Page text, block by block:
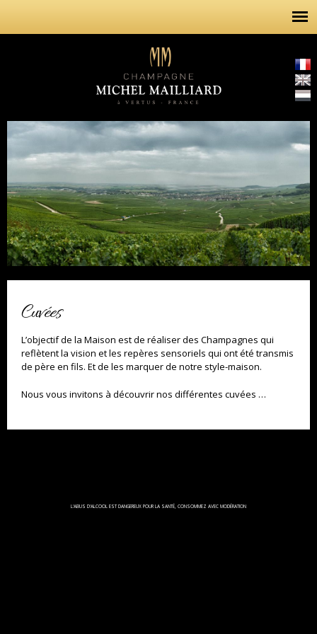
principal
Cuvées
L’objectif de la Maison est de réaliser des Champagnes qui
reflètent la vision et les repères sensoriels qui ont été transmis
de père en fils. Et de les marquer de notre style-maison.
Nous vous invitons à découvrir nos différentes cuvées …
CUVÉE GRÉGORY 1ER CRU
CUVÉE ROSÉ ALEXIA 1ER CRU
CUVÉE PRESTIGE 2013
CUVÉE MONT VERGON 2005
L'ABUS D'ALCOOL EST DANGEREUX POUR LA SANTÉ, CONSOMMEZ AVEC MODÉRATION